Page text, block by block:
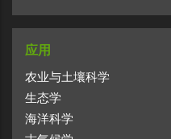
应用
农业与土壤科学
生态学
海洋科学